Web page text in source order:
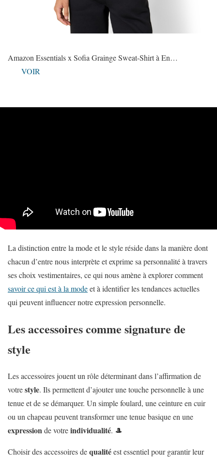
Amazon Essentials x Sofia Grainge Sweat-Shirt à En…
VOIR
La distinction entre la mode et le style réside dans la manière dont
chacun d’entre nous interprète et exprime sa personnalité à travers
ses choix vestimentaires, ce qui nous amène à explorer comment
savoir ce qui est à la modeet à identifier les tendances actuelles
qui peuvent influencer notre expression personnelle.
Les accessoires comme signature de
style
Les accessoires jouent un rôle déterminant dans l’affirmation de
votrestyle. Ils permettent d’ajouter une touche personnelle à une
tenue et de se démarquer. Un simple foulard, une ceinture en cuir
ou un chapeau peuvent transformer une tenue basique en une
expression de votreindividualité. 🎩
Choisir des accessoires dequalitéest essentiel pour garantir leur